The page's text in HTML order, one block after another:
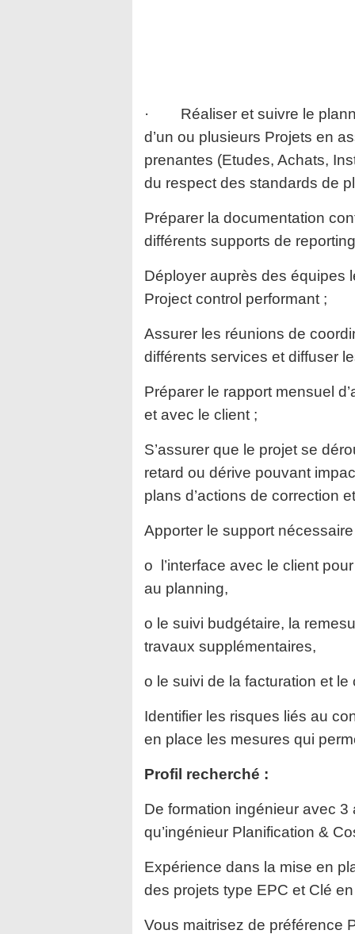
· Réaliser et suivre le
d’un ou plusieurs Projets en
prenantes (Etudes, Achats,
du respect des standards de
Préparer la documentation
différents supports de
Déployer auprès des équipes
Project control performant ;
Assurer les réunions de
différents services et diffuser
Préparer le rapport mensuel
et avec le client ;
S’assurer que le projet se
retard ou dérive pouvant
plans d’actions de correction
Apporter le support
o l’interface avec le client
au planning,
o le suivi budgétaire, la
travaux supplémentaires,
o le suivi de la facturation et
Identifier les risques liés au
en place les mesures qui
Profil recherché :
De formation ingénieur avec 3
qu’ingénieur Planification &
Expérience dans la mise en
des projets type EPC et Clé
Vous maitrisez de préférence